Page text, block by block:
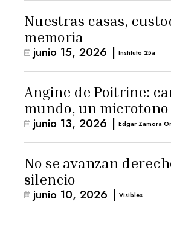
Nuestras casas,
memoria
junio 15, 2026 | Instituto 25a
Angine de Poitrine:
mundo, un microtono
junio 13, 2026 | Edgar Zamora
No se avanzan
silencio
junio 10, 2026 | Visibles